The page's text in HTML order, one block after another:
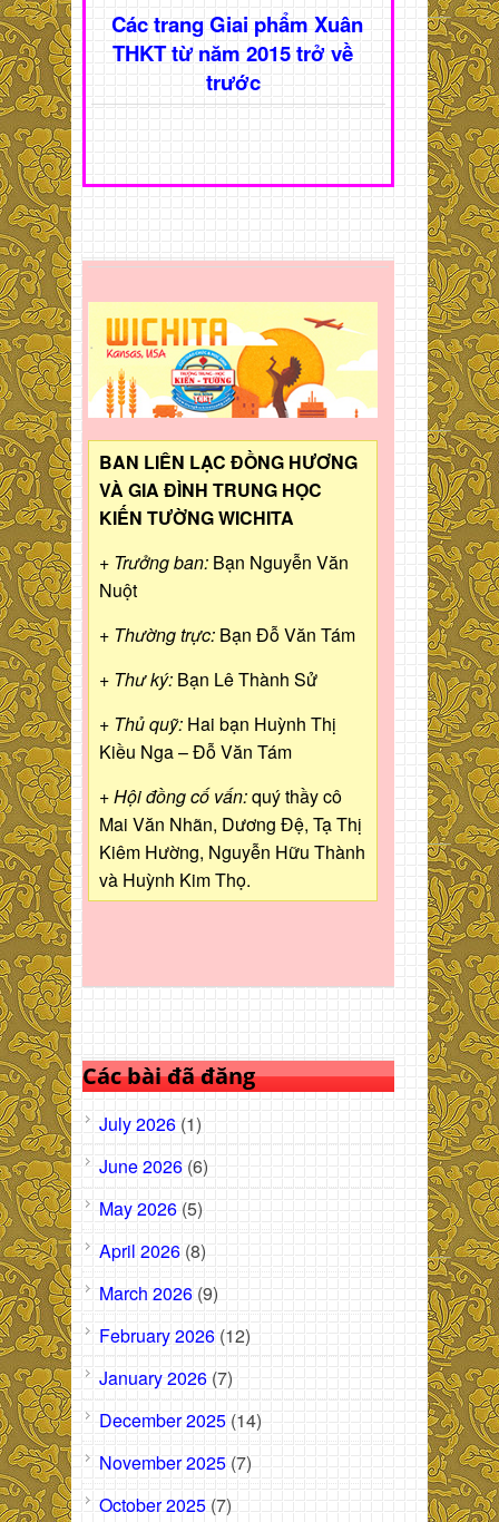
Các trang Giai phẩm Xuân
THKT từ năm 2015 trở về
trước
BAN LIÊN LẠC ĐỒNG HƯƠNG
VÀ GIA ĐÌNH TRUNG HỌC
KIẾN TƯỜNG WICHITA
+ Trưởng ban: Bạn Nguyễn Văn
Nuột
+ Thường trực: Bạn Đỗ Văn Tám
+ Thư ký: Bạn Lê Thành Sử
+ Thủ quỹ: Hai bạn Huỳnh Thị
Kiều Nga – Đỗ Văn Tám
+ Hội đồng cố vấn:quý thầy cô
Mai Văn Nhãn, Dương Đệ, Tạ Thị
Kiêm Hường, Nguyễn Hữu Thành
và Huỳnh Kim Thọ.
Các bài đã đăng
July 2026 (1)
June 2026 (6)
May 2026 (5)
April 2026 (8)
March 2026 (9)
February 2026 (12)
January 2026 (7)
December 2025 (14)
November 2025 (7)
October 2025 (7)